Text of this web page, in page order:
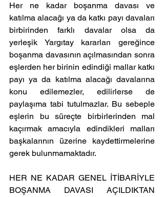
Her ne kadar boşanma davası ve
katılma alacağı ya da katkı payı davaları
birbirinden farklı davalar olsa da
yerleşik Yargıtay kararları gereğince
boşanma davasının açılmasından sonra
eşlerden her birinin edindiği mallar katkı
payı ya da katılma alacağı davalarına
konu edilemezler, edilirlerse de
paylaşıma tabi tutulmazlar. Bu sebeple
eşlerin bu süreçte birbirlerinden mal
kaçırmak amacıyla edindikleri malları
başkalarının üzerine kaydettirmelerine
gerek bulunmamaktadır.
HER NE KADAR GENEL İTİBARİYLE
BOŞANMA DAVASI AÇILDIKTAN